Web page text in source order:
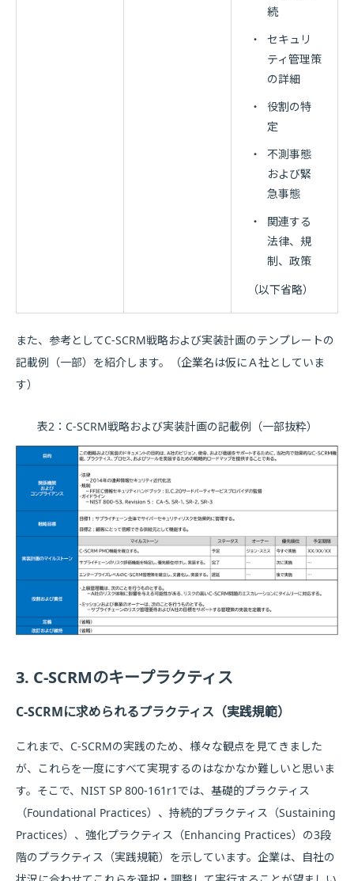
続
・
セキュリ
ティ管理策
の詳細
・
役割の特
定
・
不測事態
および緊
急事態
・
関連する
法律、規
制、政策
（以下省略）
また、参考としてC-SCRM戦略および実装計画のテンプレートの
記載例（一部）を紹介します。（企業名は仮にＡ社としていま
す）
表2：C-SCRM戦略および実装計画の記載例（一部抜粋）
3. C-SCRMのキープラクティス
C-SCRMに求められるプラクティス（実践規範）
これまで、C-SCRMの実践のため、様々な観点を見てきました
が、これらを一度にすべて実現するのはなかなか難しいと思いま
す。そこで、NIST SP 800-161r1では、基礎的プラクティス
（Foundational Practices）、持続的プラクティス（Sustaining
Practices）、強化プラクティス（Enhancing Practices）の3段
階のプラクティス（実践規範）を示しています。企業は、自社の